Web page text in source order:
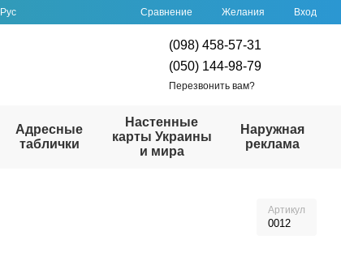
Рус Сравнение Желания Вход
(098) 458-57-31
(050) 144-98-79
Перезвонить вам?
Адресные
таблички
Настенные
карты Украины
и мира
Наружная
реклама
Артикул
0012